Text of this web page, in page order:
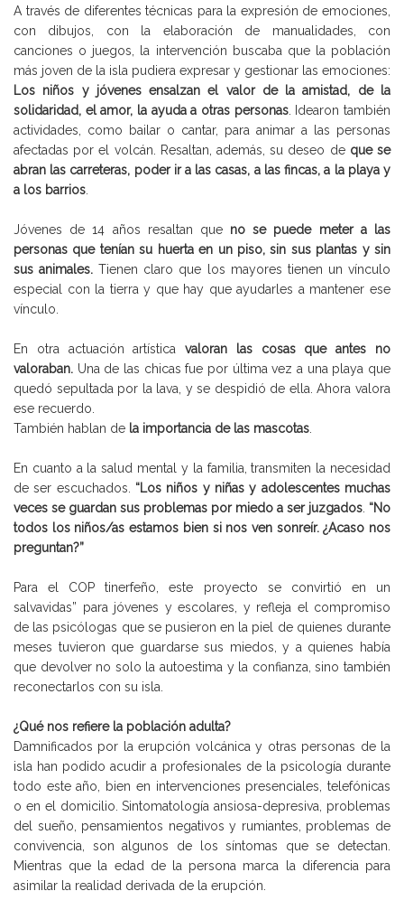
A través de diferentes técnicas para la expresión de emociones,
con dibujos, con la elaboración de manualidades, con
canciones o juegos, la intervención buscaba que la población
más joven de la isla pudiera expresar y gestionar las emociones:
Los niños y jóvenes ensalzan el valor de la amistad, de la
solidaridad, el amor, la ayuda a otras personas. Idearon también
actividades, como bailar o cantar, para animar a las personas
afectadas por el volcán. Resaltan, además, su deseo de que se
abran las carreteras, poder ir a las casas, a las fincas, a la playa y
a los barrios
Jóvenes de 14 años resaltan que no se puede meter a las
personas que tenían su huerta en un piso, sin sus plantas y sin
sus animales.Tienen claro que los mayores tienen un vínculo
especial con la tierra y que hay que ayudarles a mantener ese
vínculo.
En otra actuación artísticavaloran las cosas que antes no
valoraban. Una de las chicas fue por última vez a una playa que
quedó sepultada por la lava, y se despidió de ella. Ahora valora
ese recuerdo.
También hablan de la importancia de las mascotas
En cuanto a la salud mental y la familia, transmiten la necesidad
de ser escuchados.
“Los niños y niñas y adolescentes muchas
veces se guardan sus problemas por miedo a ser juzgados “No
todos los niños/as estamos bien si nos ven sonreír. ¿Acaso nos
preguntan?”
Para el COP tinerfeño, este proyecto se convirtió en un
salvavidas” para jóvenes y escolares, y refleja el compromiso
de las psicólogas que se pusieron en la piel de quienes durante
meses tuvieron que guardarse sus miedos, y a quienes había
que devolver no solo la autoestima y la confianza, sino también
reconectarlos con su isla.
¿Qué nos refiere la población adulta?
Damnificados por la erupción volcánica y otras personas de la
isla han podido acudir a profesionales de la psicología durante
todo este año, bien en intervenciones presenciales, telefónicas
o en el domicilio. Sintomatología ansiosa-depresiva, problemas
del sueño, pensamientos negativos y rumiantes, problemas de
convivencia, son algunos de los síntomas que se detectan.
Mientras que la edad de la persona marca la diferencia para
asimilar la realidad derivada de la erupción.